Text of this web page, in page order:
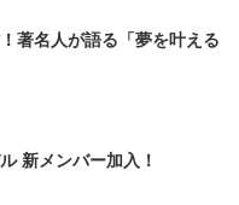
著名人が語る「夢を叶える
新メンバー加入！